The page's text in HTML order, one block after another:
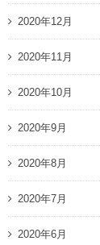
2020年12月
2020年11月
2020年10月
2020年9月
2020年8月
2020年7月
2020年6月